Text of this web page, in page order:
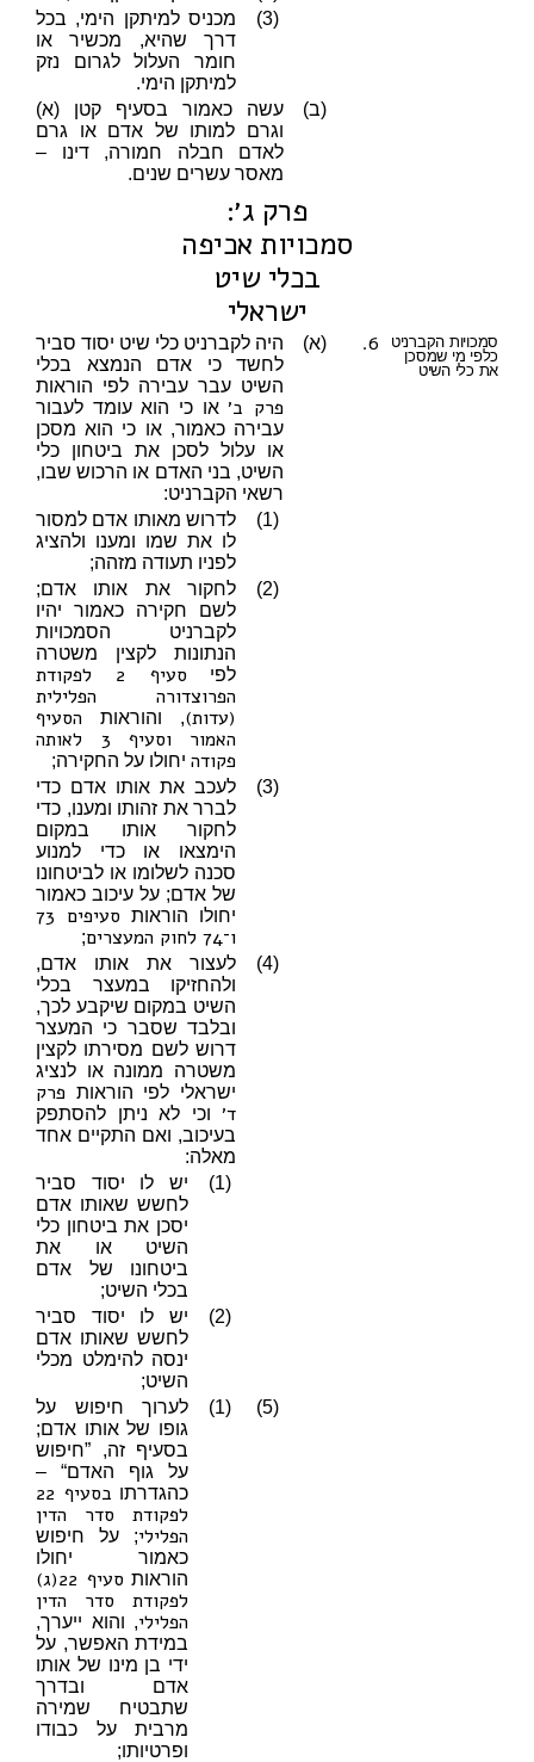
(3)
מכניס למיתקן הימי, בכל
דרך שהיא, מכשיר או
חומר העלול לגרום נזק
למיתקן הימי.
(ב)
עשה כאמור בסעיף קטן (א)
וגרם למותו של אדם או גרם
לאדם חבלה חמורה, דינו –
מאסר עשרים שנים.
פרק ג׳:
סמכויות אכיפה
בכלי שיט
ישראלי
6.
סמכויות הקברניט
כלפי מי שמסכן
את כלי השיט
(א)
היה לקברניט כלי שיט יסוד סביר
לחשד כי אדם הנמצא בכלי
השיט עבר עבירה לפי הוראות
פרק ב׳ או כי הוא עומד לעבור
עבירה כאמור, או כי הוא מסכן
או עלול לסכן את ביטחון כלי
השיט, בני האדם או הרכוש שבו,
רשאי הקברניט:
(1)
לדרוש מאותו אדם למסור
לו את שמו ומענו ולהציג
לפניו תעודה מזהה;
(2)
לחקור את אותו אדם;
לשם חקירה כאמור יהיו
לקברניט הסמכויות
הנתונות לקצין משטרה
לפי
סעיף 2 לפקודת
הפרוצדורה הפלילית
(עדות), והוראות הסעיף
האמור
וסעיף 3 לאותה
פקודה יחולו על החקירה;
(3)
לעכב את אותו אדם כדי
לברר את זהותו ומענו, כדי
לחקור אותו במקום
הימצאו או כדי למנוע
סכנה לשלומו או לביטחונו
של אדם; על עיכוב כאמור
יחולו הוראות סעיפים 73
ו־74 לחוק המעצרים
;
(4)
לעצור את אותו אדם,
ולהחזיקו במעצר בכלי
השיט במקום שיקבע לכך,
ובלבד שסבר כי המעצר
דרוש לשם מסירתו לקצין
משטרה ממונה או לנציג
ישראלי לפי הוראות פרק
ד׳ וכי לא ניתן להסתפק
בעיכוב, ואם התקיים אחד
מאלה:
(1)
יש לו יסוד סביר
לחשש שאותו אדם
יסכן את ביטחון כלי
השיט או את
ביטחונו של אדם
בכלי השיט;
(2)
יש לו יסוד סביר
לחשש שאותו אדם
ינסה להימלט מכלי
השיט;
(5)
(1)
לערוך חיפוש על
גופו של אותו אדם;
בסעיף זה, ”חיפוש
על גוף האדם“ –
כהגדרתו
בסעיף 22
לפקודת סדר הדין
הפלילי; על חיפוש
כאמור יחולו
הוראות
סעיף 22(ג)
לפקודת סדר הדין
הפלילי, והוא ייערך,
במידת האפשר, על
ידי בן מינו של אותו
אדם ובדרך
שתבטיח שמירה
מרבית על כבודו
ופרטיותו;